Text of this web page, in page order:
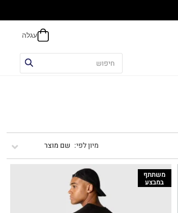
שם מוצר
משתתף
במבצע